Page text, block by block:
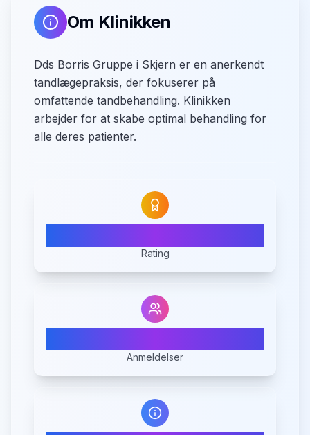
Om Klinikken
Dds Borris Gruppe i Skjern er en anerkendt
tandlægepraksis, der fokuserer på
omfattende tandbehandling. Klinikken
arbejder for at skabe optimal behandling for
alle deres patienter.
Rating
Anmeldelser